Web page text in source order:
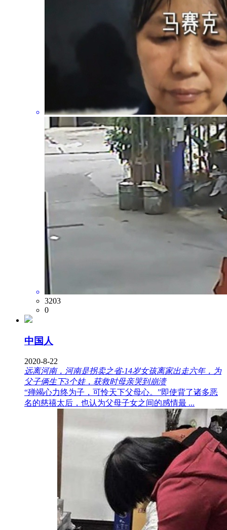
3203
0
中国人
2020-8-22
远离河南，河南是拐卖之省-14岁女孩离家出走六年，为
父子俩生下3个娃，获救时母亲哭到崩溃
“殚竭心力终为子，可怜天下父母心。”即使背了诸多恶
名的慈禧太后，也认为父母子女之间的感情最 ...